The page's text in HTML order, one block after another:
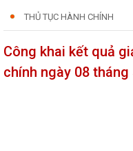
THỦ TỤC HÀNH CHÍNH
Công khai kết quả
chính ngày 08 tháng